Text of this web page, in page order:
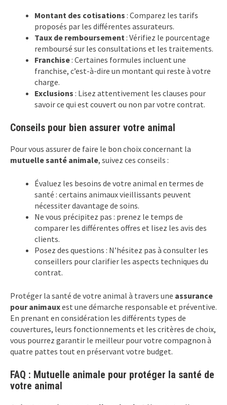
Montant des cotisations : Comparez les tarifs
proposés par les différentes assurateurs.
Taux de remboursement : Vérifiez le pourcentage
remboursé sur les consultations et les traitements.
Franchise: Certaines formules incluent une
franchise, c’est-à-dire un montant qui reste à votre
charge.
Exclusions : Lisez attentivement les clauses pour
savoir ce qui est couvert ou non par votre contrat.
Conseils pour bien assurer votre animal
Pour vous assurer de faire le bon choix concernant la
mutuelle santé animale, suivez ces conseils :
Évaluez les besoins de votre animal en termes de
santé : certains animaux vieillissants peuvent
nécessiter davantage de soins.
Ne vous précipitez pas : prenez le temps de
comparer les différentes offres et lisez les avis des
clients.
Posez des questions : N’hésitez pas à consulter les
conseillers pour clarifier les aspects techniques du
contrat.
Protéger la santé de votre animal à travers une assurance
pour animauxest une démarche responsable et préventive.
En prenant en considération les différents types de
couvertures, leurs fonctionnements et les critères de choix,
vous pourrez garantir le meilleur pour votre compagnon à
quatre pattes tout en préservant votre budget.
FAQ : Mutuelle animale pour protéger la santé de
votre animal